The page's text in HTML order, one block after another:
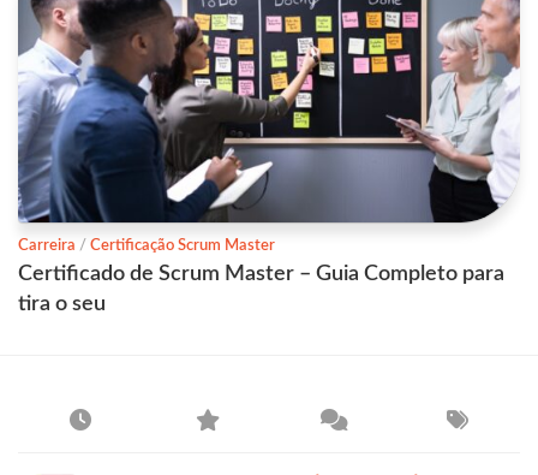
Carreira / Certificação Scrum Master
Certificado de Scrum Master – Guia Completo para
tira o seu